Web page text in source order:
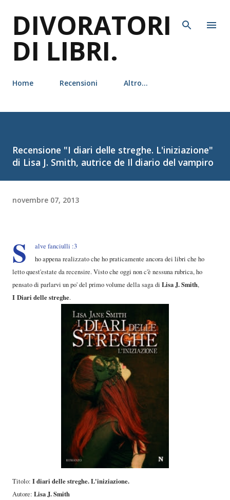
DIVORATORI
DI LIBRI.
Home Recensioni Altro…
Recensione "I diari delle streghe. L'iniziazione"
di Lisa J. Smith, autrice de Il diario del vampiro
novembre 07, 2013
S
alve fanciulli :3
ho appena realizzato che ho praticamente ancora dei libri che ho
letto quest'estate da recensire. Visto che oggi non c'è nessuna rubrica, ho
pensato di parlarvi un po' del primo volume della saga di Lisa J. Smith,
I Diari delle streghe.
Titolo: I diari delle streghe. L'iniziazione.
Autore: Lisa J. Smith